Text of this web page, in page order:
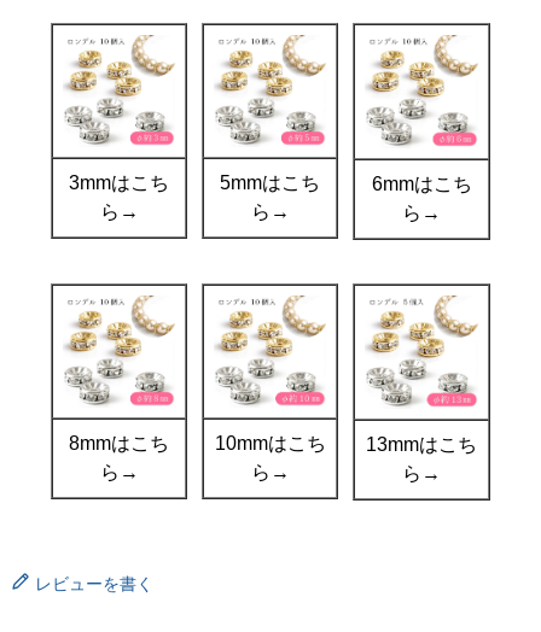
3mmはこち
ら→
5mmはこち
ら→
6mmはこち
ら→
8mmはこち
ら→
10mmはこち
ら→
13mmはこち
ら→
レビューを書く